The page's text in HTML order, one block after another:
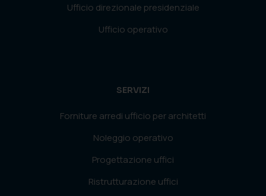
Ufficio direzionale presidenziale
Ufficio operativo
SERVIZI
Forniture arredi ufficio per architetti
Noleggio operativo
Progettazione uffici
Ristrutturazione uffici